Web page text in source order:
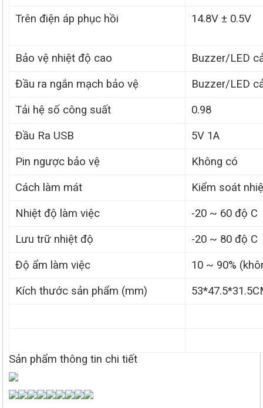
Trên điện áp phục hồi 14.8V ± 0.5V
Bảo vệ nhiệt độ cao
Buzzer/LED
Đầu ra ngắn mạch bảo vệ
Buzzer/LED
Tải hệ số công suất
0.98
Đầu Ra USB
5V 1A
Pin ngược bảo vệ
Không có
Cách làm mát
Kiểm soát
Nhiệt độ làm việc
-20 ~ 60 độ C
Lưu trữ nhiệt độ
-20 ~ 80 độ C
Độ ẩm làm việc
10 ~ 90%
Kích thước sản phẩm (mm)
Sản phẩm thông tin chi tiết